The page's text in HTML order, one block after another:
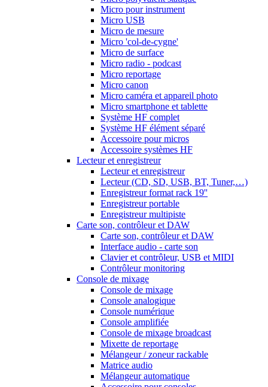
Micro pour instrument
Micro USB
Micro de mesure
Micro 'col-de-cygne'
Micro de surface
Micro radio - podcast
Micro reportage
Micro canon
Micro caméra et appareil photo
Micro smartphone et tablette
Système HF complet
Système HF élément séparé
Accessoire pour micros
Accessoire systèmes HF
Lecteur et enregistreur
Lecteur et enregistreur
Lecteur (CD, SD, USB, BT, Tuner,…)
Enregistreur format rack 19''
Enregistreur portable
Enregistreur multipiste
Carte son, contrôleur et DAW
Carte son, contrôleur et DAW
Interface audio - carte son
Clavier et contrôleur, USB et MIDI
Contrôleur monitoring
Console de mixage
Console de mixage
Console analogique
Console numérique
Console amplifiée
Console de mixage broadcast
Mixette de reportage
Mélangeur / zoneur rackable
Matrice audio
Mélangeur automatique